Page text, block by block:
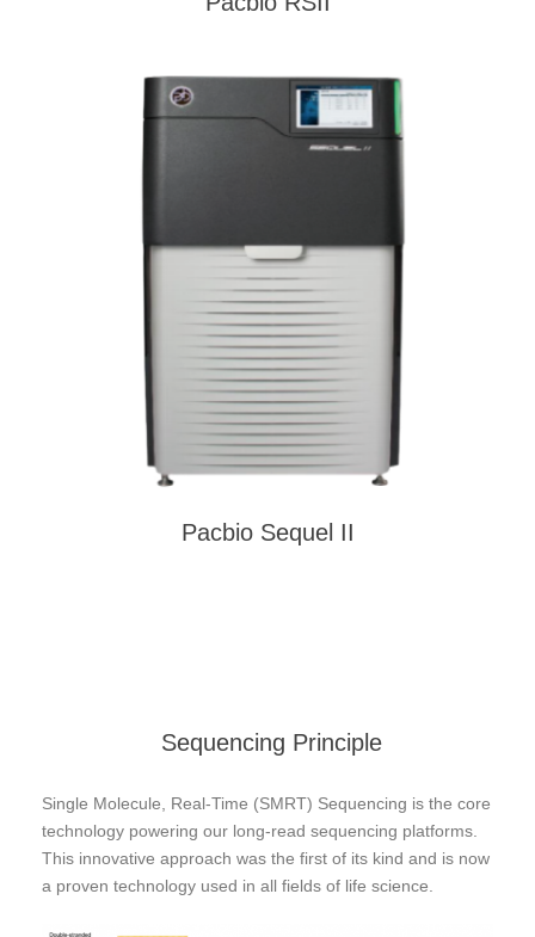
Pacbio Sequel II
Sequencing Principle
Single Molecule, Real-Time (SMRT) Sequencing is the core
technology powering our long-read sequencing platforms.
This innovative approach was the first of its kind and is now
a proven technology used in all fields of life science.